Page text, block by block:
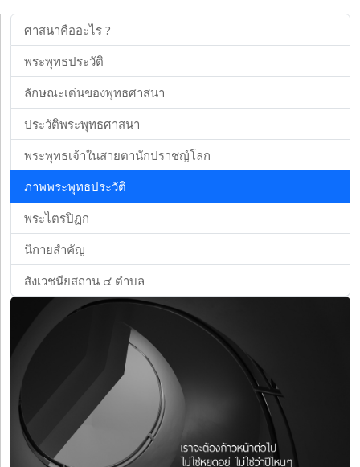
ศาสนาคืออะไร ?
พระพุทธประวัติ
ลักษณะเด่นของพุทธศาสนา
ประวัติพระพุทธศาสนา
พระพุทธเจ้าในสายตานักปราชญ์โลก
ภาพพระพุทธประวัติ
พระไตรปิฏก
นิกายสำคัญ
สังเวชนียสถาน ๔ ตำบล